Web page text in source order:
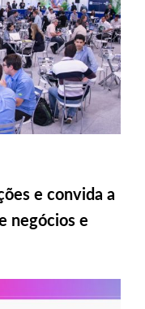
e convida a
negócios e